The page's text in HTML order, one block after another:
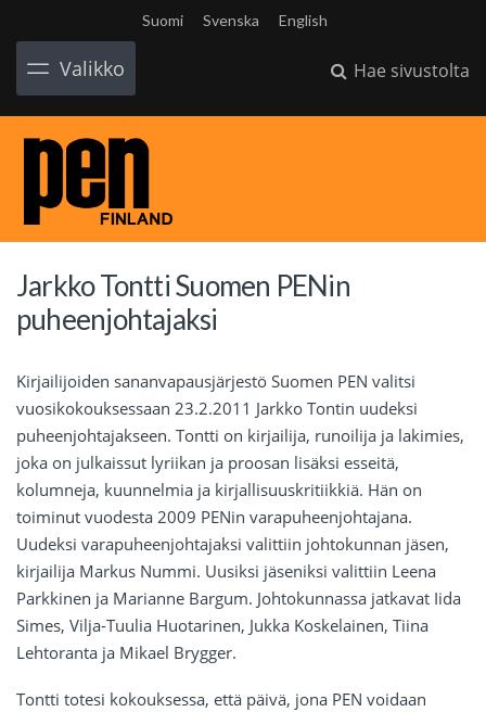
Suomi Svenska English
Valikko Hae sivustolta
Jarkko Tontti Suomen PENin
puheenjohtajaksi
Kirjailijoiden sananvapausjärjestö Suomen PEN valitsi
vuosikokouksessaan 23.2.2011 Jarkko Tontin uudeksi
puheenjohtajakseen. Tontti on kirjailija, runoilija ja lakimies,
joka on julkaissut lyriikan ja proosan lisäksi esseitä,
kolumneja, kuunnelmia ja kirjallisuuskritiikkiä. Hän on
toiminut vuodesta 2009 PENin varapuheenjohtajana.
Uudeksi varapuheenjohtajaksi valittiin johtokunnan jäsen,
kirjailija Markus Nummi. Uusiksi jäseniksi valittiin Leena
Parkkinen ja Marianne Bargum. Johtokunnassa jatkavat Iida
Simes, Vilja-Tuulia Huotarinen, Jukka Koskelainen, Tiina
Lehtoranta ja Mikael Brygger.
Tontti totesi kokouksessa, että päivä, jona PEN voidaan